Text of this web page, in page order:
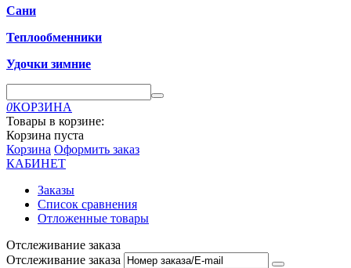
Сани
Теплообменники
Удочки зимние
0КОРЗИНА
Товары в корзине:
Корзина пуста
Корзина Оформить заказ
КАБИНЕТ
Заказы
Список сравнения
Отложенные товары
Отслеживание заказа
Отслеживание заказа